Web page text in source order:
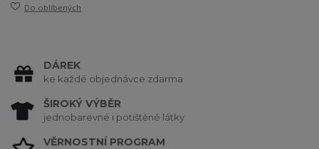
Do oblíbených
DÁREK
ke každé objednávce zdarma
ŠIROKÝ VÝBĚR
jednobarevné i potištěné látky
VĚRNOSTNÍ PROGRAM